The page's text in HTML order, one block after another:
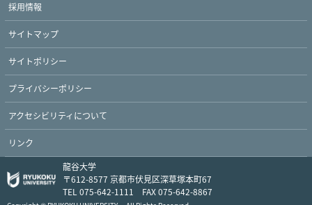
Twitter FacebookYouTube
採用情報
サイトマップ
サイトポリシー
プライバシーポリシー
アクセシビリティについて
リンク
龍谷大学
〒612-8577 京都市伏見区深草塚本町67
TEL 075-642-1111 FAX 075-642-8867